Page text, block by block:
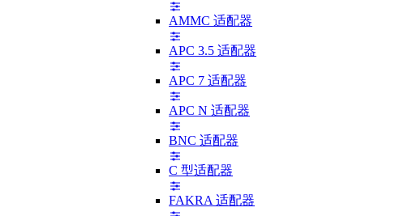
AMMC 适配器
APC 3.5 适配器
APC 7 适配器
APC N 适配器
BNC 适配器
C 型适配器
FAKRA 适配器